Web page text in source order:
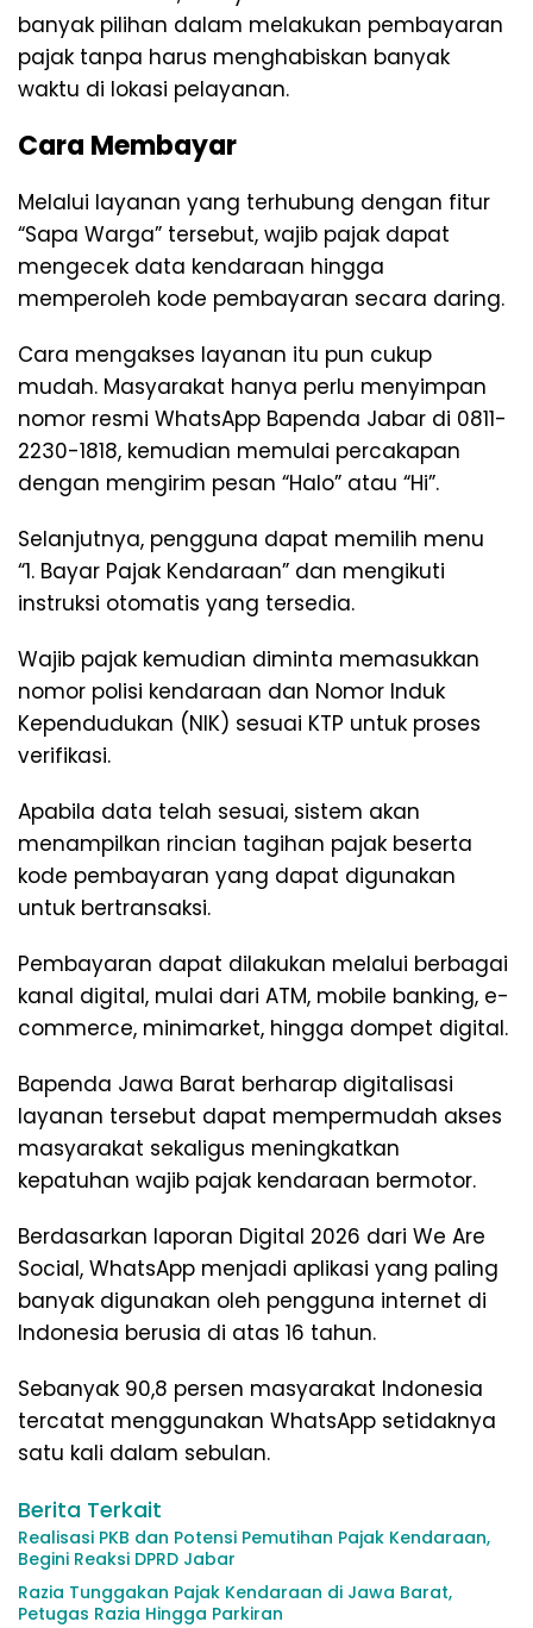
banyak pilihan dalam melakukan pembayaran
pajak tanpa harus menghabiskan banyak
waktu di lokasi pelayanan.
Cara Membayar
Melalui layanan yang terhubung dengan fitur
“Sapa Warga” tersebut, wajib pajak dapat
mengecek data kendaraan hingga
memperoleh kode pembayaran secara daring.
Cara mengakses layanan itu pun cukup
mudah. Masyarakat hanya perlu menyimpan
nomor resmi WhatsApp Bapenda Jabar di 0811-
2230-1818, kemudian memulai percakapan
dengan mengirim pesan “Halo” atau “Hi”.
Selanjutnya, pengguna dapat memilih menu
“1. Bayar Pajak Kendaraan” dan mengikuti
instruksi otomatis yang tersedia.
Wajib pajak kemudian diminta memasukkan
nomor polisi kendaraan dan Nomor Induk
Kependudukan (NIK) sesuai KTP untuk proses
verifikasi.
Apabila data telah sesuai, sistem akan
menampilkan rincian tagihan pajak beserta
kode pembayaran yang dapat digunakan
untuk bertransaksi.
Pembayaran dapat dilakukan melalui berbagai
kanal digital, mulai dari ATM, mobile banking, e-
commerce, minimarket, hingga dompet digital.
Bapenda Jawa Barat berharap digitalisasi
layanan tersebut dapat mempermudah akses
masyarakat sekaligus meningkatkan
kepatuhan wajib pajak kendaraan bermotor.
Berdasarkan laporan Digital 2026 dari We Are
Social, WhatsApp menjadi aplikasi yang paling
banyak digunakan oleh pengguna internet di
Indonesia berusia di atas 16 tahun.
Sebanyak 90,8 persen masyarakat Indonesia
tercatat menggunakan WhatsApp setidaknya
satu kali dalam sebulan.
Berita Terkait
Realisasi PKB dan Potensi Pemutihan Pajak Kendaraan,
Begini Reaksi DPRD Jabar
Razia Tunggakan Pajak Kendaraan di Jawa Barat,
Petugas Razia Hingga Parkiran